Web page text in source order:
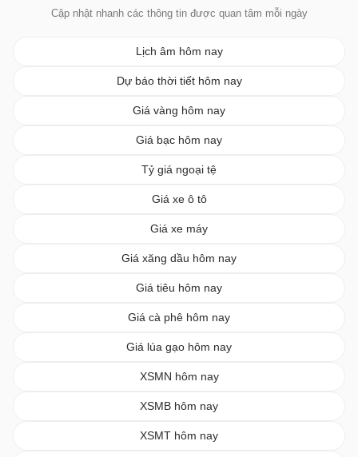
Cập nhật nhanh các thông tin được quan tâm mỗi ngày
Lịch âm hôm nay
Dự báo thời tiết hôm nay
Giá vàng hôm nay
Giá bạc hôm nay
Tỷ giá ngoại tệ
Giá xe ô tô
Giá xe máy
Giá xăng dầu hôm nay
Giá tiêu hôm nay
Giá cà phê hôm nay
Giá lúa gạo hôm nay
XSMN hôm nay
XSMB hôm nay
XSMT hôm nay